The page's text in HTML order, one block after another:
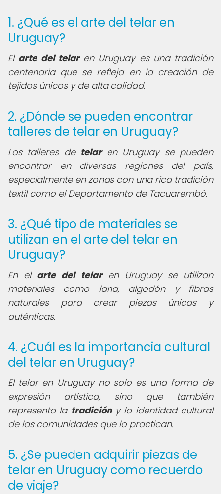
1. ¿Qué es el arte del telar en
Uruguay?
El arte del telaren Uruguay es una tradición
centenaria que se refleja en la creación de
tejidos únicos y de alta calidad.
2. ¿Dónde se pueden encontrar
talleres de telar en Uruguay?
Los talleres de telaren Uruguay se pueden
encontrar en diversas regiones del país,
especialmente en zonas con una rica tradición
textil como el Departamento de Tacuarembó.
3. ¿Qué tipo de materiales se
utilizan en el arte del telar en
Uruguay?
En el arte del telaren Uruguay se utilizan
materiales como lana, algodón y fibras
naturales para crear piezas únicas y
auténticas.
4. ¿Cuál es la importancia cultural
del telar en Uruguay?
El telar en Uruguay no solo es una forma de
expresión artística, sino que también
representa la tradicióny la identidad cultural
de las comunidades que lo practican.
5. ¿Se pueden adquirir piezas de
telar en Uruguay como recuerdo
de viaje?